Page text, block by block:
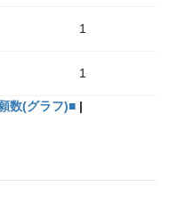
1
1
数(グラフ)■ |